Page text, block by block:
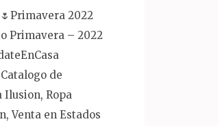
2022
Primavera – 2022
de
Ilusion, Ropa
Venta en Estados